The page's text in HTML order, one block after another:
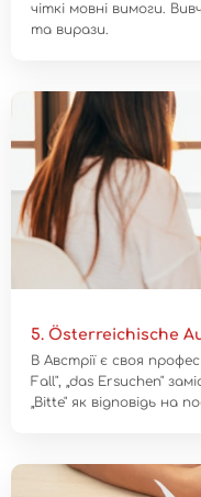
чіткі мовні вимоги.
та вирази.
5. Österreichische
В Австрії є своя
Fall", „das Ersuchen"
„Bitte" як відповідь на